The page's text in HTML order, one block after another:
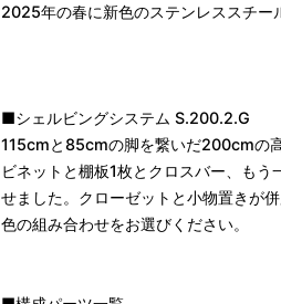
2025年の春に新色のステンレススチー
■シェルビングシステム S.200.2.G
115cmと85cmの脚を繋いだ200cmの
ビネットと棚板1枚とクロスバー、も
せました。クローゼットと小物置きが併
色の組み合わせをお選びください。